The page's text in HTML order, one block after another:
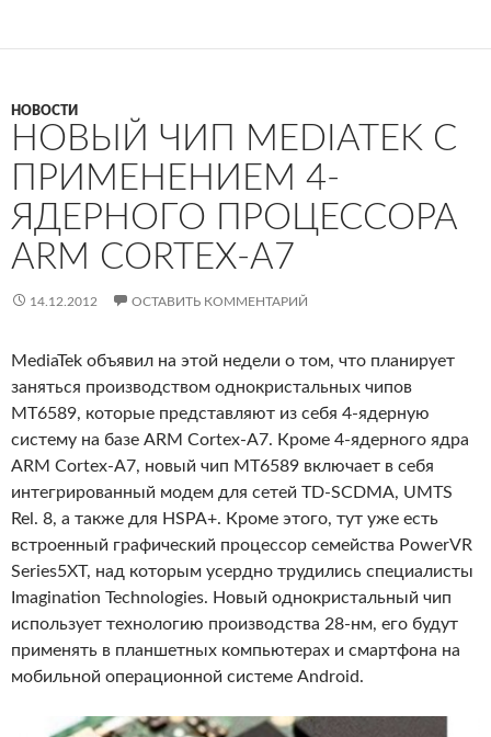
НОВОСТИ
НОВЫЙ ЧИП MEDIATEK С
ПРИМЕНЕНИЕМ 4-
ЯДЕРНОГО ПРОЦЕССОРА
ARM CORTEX-A7
14.12.2012 ОСТАВИТЬ КОММЕНТАРИЙ
MediaTek объявил на этой недели о том, что планирует
заняться производством однокристальных чипов
MT6589, которые представляют из себя 4-ядерную
систему на базе ARM Cortex-A7. Кроме 4-ядерного ядра
ARM Cortex-A7, новый чип MT6589 включает в себя
интегрированный модем для сетей TD-SCDMA, UMTS
Rel. 8, а также для HSPA+. Кроме этого, тут уже есть
встроенный графический процессор семейства PowerVR
Series5XT, над которым усердно трудились специалисты
Imagination Technologies. Новый однокристальный чип
использует технологию производства 28-нм, его будут
применять в планшетных компьютерах и смартфона на
мобильной операционной системе Android.